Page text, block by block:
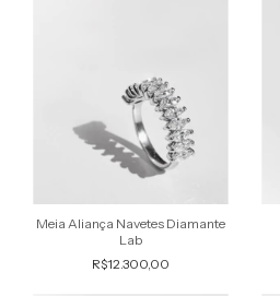
Meia Aliança Navetes Diamante
Lab
R$12.300,00